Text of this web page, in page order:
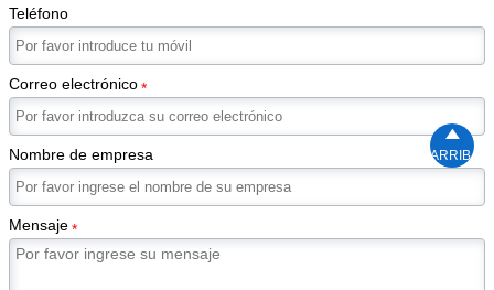
Teléfono
Correo electrónico*
Nombre de empresa
Mensaje*

ARRIBA